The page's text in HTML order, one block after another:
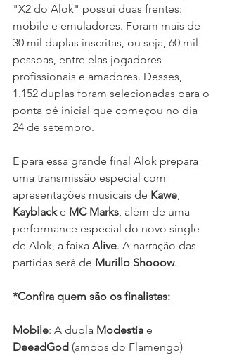
"X2 do Alok" possui duas frentes:
mobile e emuladores. Foram mais de
30 mil duplas inscritas, ou seja, 60 mil
pessoas, entre elas jogadores
profissionais e amadores. Desses,
1.152 duplas foram selecionadas para o
ponta pé inicial que começou no dia
24 de setembro.
E para essa grande final Alok prepara
uma transmissão especial com
apresentações musicais de Kawe,
Kayblack e MC Marks, além de uma
performance especial do novo single
de Alok, a faixa Alive. A narração das
partidas será de Murillo Shooow.
*Confira quem são os finalistas:
Mobile: A dupla Modestia e
DeeadGod (ambos do Flamengo)